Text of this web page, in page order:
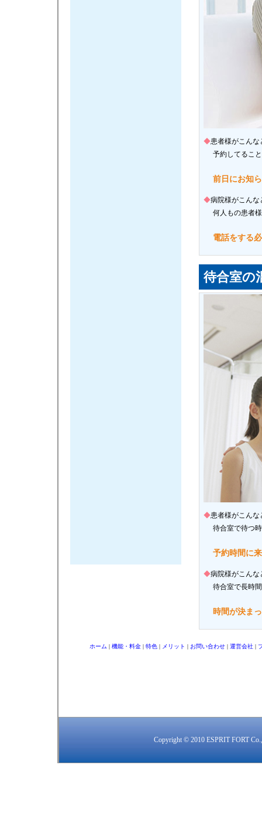
◆患者様がこんな
予約してるこ
前日にお知
◆病院様がこんな
何人もの患者
電話をする
待合室の
◆患者様がこんな
待合室で待つ
予約時間に
◆病院様がこんな
待合室で長時
時間が決ま
ホーム | 機能・料金 | 特色 | メリット | お問い合わせ | 運営会社 |
Copyright © 2010 ESPRIT FORT